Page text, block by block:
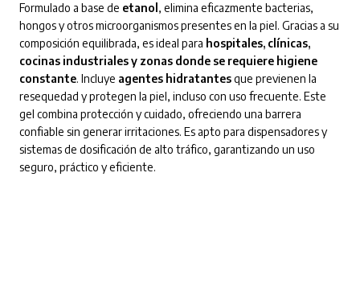
Formulado a base de etanol , elimina eficazmente bacterias,
hongos y otros microorganismos presentes en la piel. Gracias a su
composición equilibrada, es ideal para hospitales, clínicas,
cocinas industriales y zonas donde se requiere higiene
constante. Incluye agentes hidratantesque previenen la
resequedad y protegen la piel, incluso con uso frecuente. Este
gel combina protección y cuidado, ofreciendo una barrera
confiable sin generar irritaciones. Es apto para dispensadores y
sistemas de dosificación de alto tráfico, garantizando un uso
seguro, práctico y eficiente.